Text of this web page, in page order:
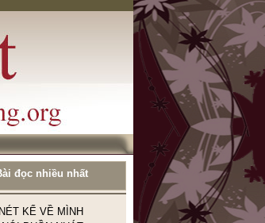
đọc nhiều nhất
KỂ VỀ MÌNH
TUẦN
thơ Nguyễn Khoa Điềm:
CÒN CHƯỜNG MẶT
THƠ
THOẠI TẮM TIÊN